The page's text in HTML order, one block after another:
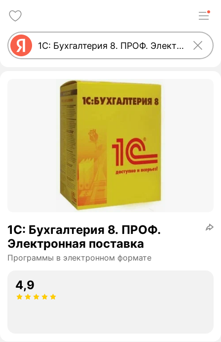
1С: Бухгалтерия 8. ПРОФ.
Электронная поставка
Программы в электронном формате
4,9